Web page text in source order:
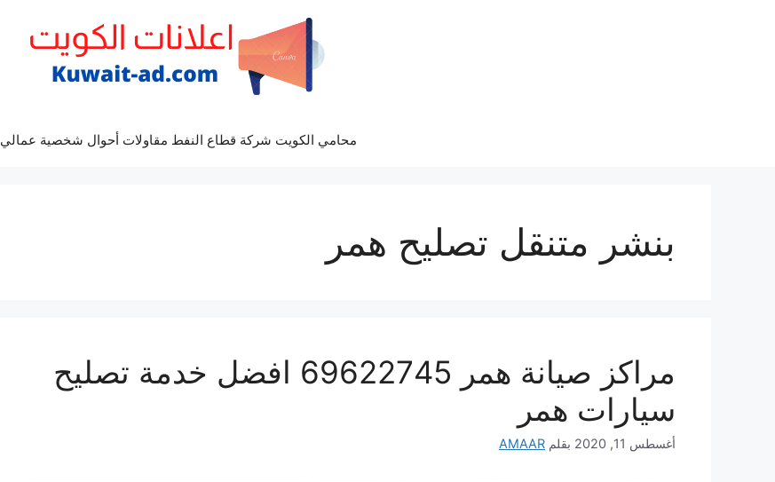
محامي الكويت شركة قطاع النفط مقاولات أحوال شخصية عمالي
بنشر متنقل تصليح همر
مراكز صيانة همر 69622745 افضل خدمة تصليح
سيارات همر
أغسطس 11, 2020 بقلم AMAAR